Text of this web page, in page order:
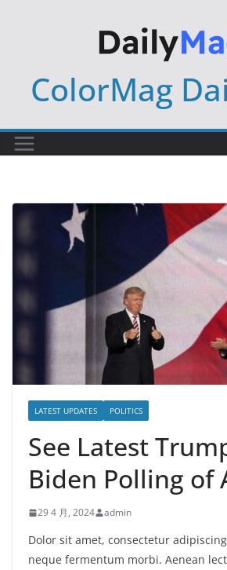
ColorMag
LATEST UPDATES POLITICS
See Latest
Biden Polling of
29 4 月, 2024 admin
Dolor sit amet, consectetur
neque fermentum morbi. Aenean